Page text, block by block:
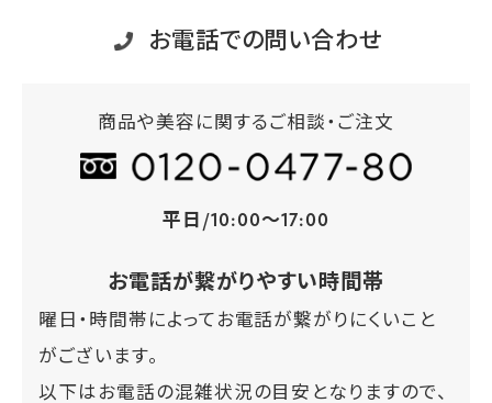
お電話での問い合わせ
商品や美容に関するご相談・ご注文
平日/10:00～17:00
お電話が繋がりやすい時間帯
曜日・時間帯によってお電話が繋がりにくいこと
がございます。
以下はお電話の混雑状況の目安となりますので、